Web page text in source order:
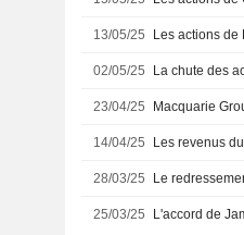
13/05/25
02/05/25
23/04/25
14/04/25
28/03/25
25/03/25